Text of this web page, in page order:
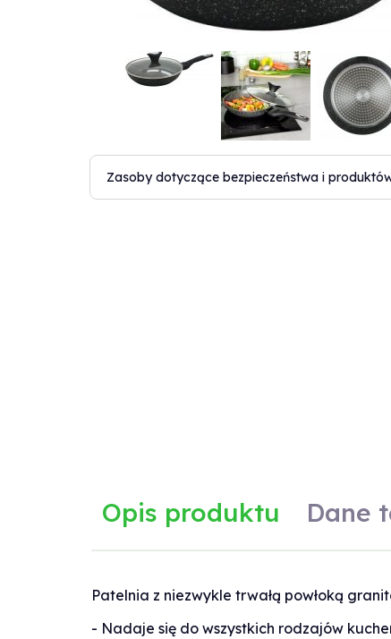
Zasoby dotyczące bezpieczeństwa i
Opis produktu Dane
Patelnia z niezwykle trwałą powłoką
- Nadaje się do wszystkich rodzajów
Dane techniczne